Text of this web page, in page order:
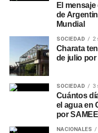
El
de
Mundial
SOCIEDAD 2
Charata
de julio por
SOCIEDAD 3
Cuántos
el agua en
por
NACIONALES